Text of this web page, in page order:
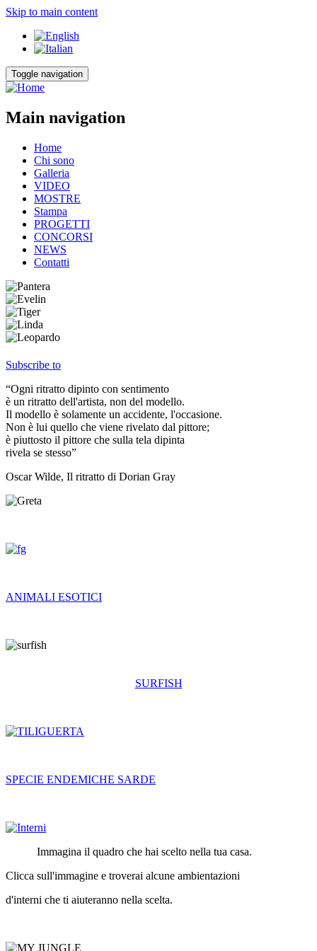
Skip to main content
Toggle navigation
Main navigation
Home
Chi sono
Galleria
VIDEO
MOSTRE
Stampa
PROGETTI
CONCORSI
NEWS
Contatti
Subscribe to
“Ogni ritratto dipinto con sentimento
è un ritratto dell'artista, non del modello.
Il modello è solamente un accidente, l'occasione.
Non è lui quello che viene rivelato dal pittore;
è piuttosto il pittore che sulla tela dipinta
rivela se stesso”
Oscar Wilde, Il ritratto di Dorian Gray
ANIMALI ESOTICI
SURFISH
SPECIE ENDEMICHE SARDE
Immagina il quadro che hai scelto nella tua casa.
Clicca sull'immagine e troverai alcune ambientazioni
d'interni che ti aiuteranno nella scelta.